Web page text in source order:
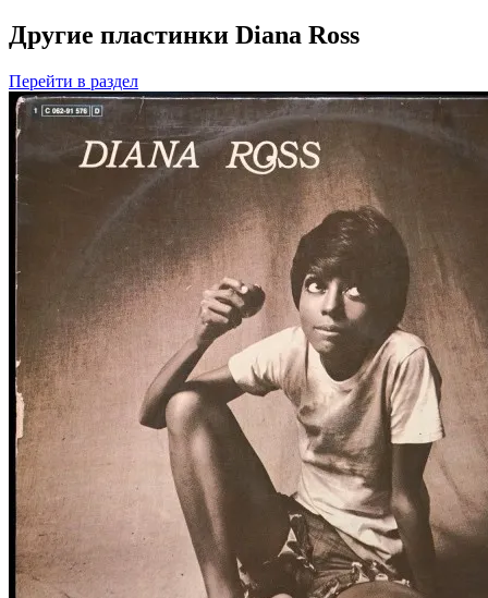
Другие пластинки Diana Ross
Перейти в раздел